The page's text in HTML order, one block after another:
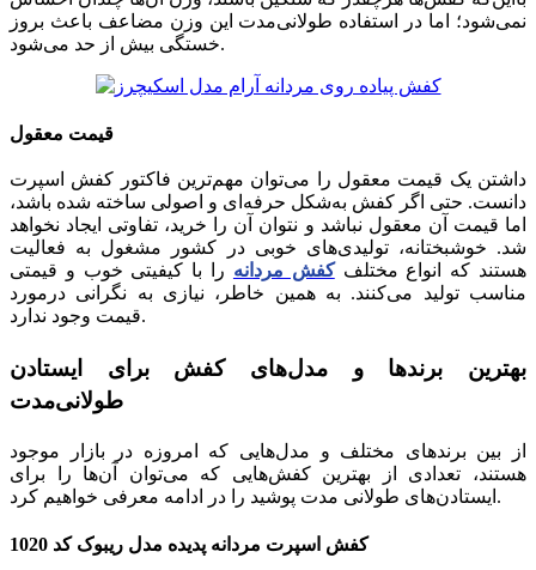
نمی‌شود؛ اما در استفاده طولانی‌مدت این وزن مضاعف باعث بروز
خستگی بیش از حد می‌شود.
قیمت معقول
داشتن یک قیمت معقول را می‌توان مهم‌ترین فاکتور کفش اسپرت
دانست. حتی اگر کفش به‌شکل حرفه‌ای و اصولی ساخته شده باشد،
اما قیمت آن معقول نباشد و نتوان آن را خرید، تفاوتی ایجاد نخواهد
شد. خوشبختانه، تولیدی‌های خوبی در کشور مشغول به فعالیت
هستند که انواع مختلفکفش مردانه را با کیفیتی خوب و قیمتی
مناسب تولید می‌کنند. به همین خاطر، نیازی به نگرانی درمورد
قیمت وجود ندارد.
بهترین برندها و مدل‌های کفش برای ایستادن
طولانی‌مدت
از بین برندهای مختلف و مدل‌هایی که امروزه در بازار موجود
هستند، تعدادی از بهترین کفش‌هایی که می‌‌توان آن‌ها را برای
ایستادن‌های طولانی مدت پوشید را در ادامه معرفی خواهیم کرد.
کفش اسپرت مردانه پدیده مدل ریبوک کد 1020